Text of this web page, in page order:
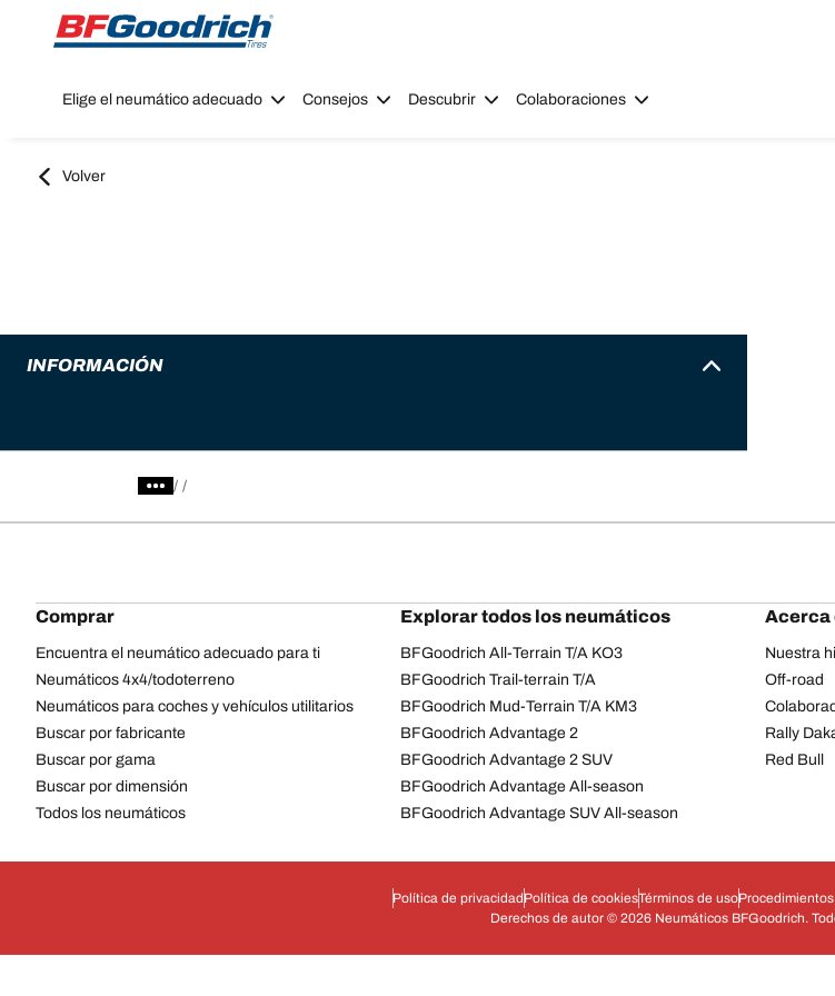
Go to page content
Go to page navigation
Elige el neumático adecuado Consejos Descubrir Colaboraciones
Volver
INFORMACIÓN
/
Comprar
Encuentra el neumático adecuado para ti
Neumáticos 4x4/todoterreno
Neumáticos para coches y vehículos utilitarios
Buscar por fabricante
Buscar por gama
Buscar por dimensión
Todos los neumáticos
Explorar todos los neumáticos
BFGoodrich All-Terrain T/A KO3
BFGoodrich Trail-terrain T/A
BFGoodrich Mud-Terrain T/A KM3
BFGoodrich Advantage 2
BFGoodrich Advantage 2 SUV
BFGoodrich Advantage All-season
BFGoodrich Advantage SUV All-season
Acerca
Nuestra
Off-road
Rally
Red Bull
Política de privacidadPolítica de cookiesTérminos de uso
Derechos de autor © 2026 Neumáticos BFGoodrich.